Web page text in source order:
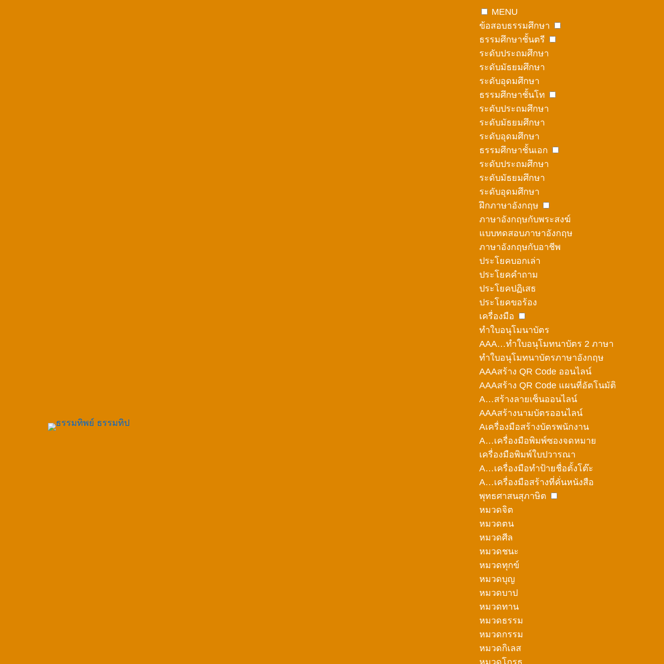
MENU
ข้อสอบธรรมศึกษา
ธรรมศึกษาชั้นตรี
ระดับประถมศึกษา
ระดับมัธยมศึกษา
ระดับอุดมศึกษา
ธรรมศึกษาชั้นโท
ระดับประถมศึกษา
ระดับมัธยมศึกษา
ระดับอุดมศึกษา
ธรรมศึกษาชั้นเอก
ระดับประถมศึกษา
ระดับมัธยมศึกษา
ระดับอุดมศึกษา
ฝึกภาษาอังกฤษ
ภาษาอังกฤษกับพระสงฆ์
แบบทดสอบภาษาอังกฤษ
ภาษาอังกฤษกับอาชีพ
ประโยคบอกเล่า
ประโยคคำถาม
ประโยคปฏิเสธ
ประโยคขอร้อง
เครื่องมือ
ทำใบอนุโมนาบัตร
AAA…ทำใบอนุโมทนาบัตร 2 ภาษา
ทำใบอนุโมทนาบัตรภาษาอังกฤษ
AAAสร้าง QR Code ออนไลน์
AAAสร้าง QR Code แผนที่อัตโนมัติ
A…สร้างลายเซ็นออนไลน์
AAAสร้างนามบัตรออนไลน์
Aเครื่องมือสร้างบัตรพนักงาน
A…เครื่องมือพิมพ์ซองจดหมาย
เครื่องมือพิมพ์ใบปวารณา
A…เครื่องมือทำป้ายชื่อตั้งโต๊ะ
A…เครื่องมือสร้างที่คั่นหนังสือ
พุทธศาสนสุภาษิต
หมวดจิต
หมวดตน
หมวดศีล
หมวดชนะ
หมวดทุกข์
หมวดบุญ
หมวดบาป
หมวดทาน
หมวดธรรม
หมวดกรรม
หมวดกิเลส
หมวดโกรธ